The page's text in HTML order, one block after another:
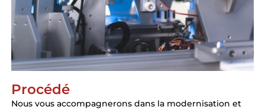
Procédé
Nous vous accompagnerons dans la modernisation et